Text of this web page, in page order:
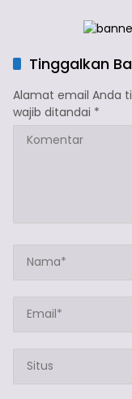
Tinggalkan
Alamat email Anda
wajib ditandai *